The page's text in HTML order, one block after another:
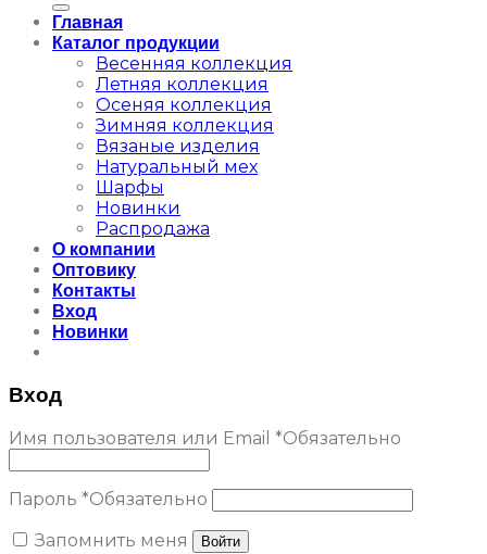
Главная
Каталог продукции
Весенняя коллекция
Летняя коллекция
Осеняя коллекция
Зимняя коллекция
Вязаные изделия
Натуральный мех
Шарфы
Новинки
Распродажа
О компании
Оптовику
Контакты
Вход
Новинки
Вход
Имя пользователя или Email *Обязательно
Пароль *Обязательно
Запомнить меня
Войти